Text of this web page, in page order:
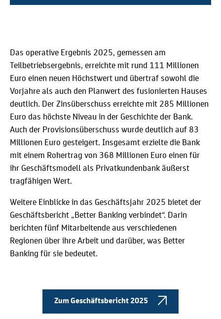
Das operative Ergebnis 2025, gemessen am
Teilbetriebsergebnis, erreichte mit rund 111 Millionen
Euro einen neuen Höchstwert und übertraf sowohl die
Vorjahre als auch den Planwert des fusionierten Hauses
deutlich. Der Zinsüberschuss erreichte mit 285 Millionen
Euro das höchste Niveau in der Geschichte der Bank.
Auch der Provisionsüberschuss wurde deutlich auf 83
Millionen Euro gesteigert. Insgesamt erzielte die Bank
mit einem Rohertrag von 368 Millionen Euro einen für
ihr Geschäftsmodell als Privatkundenbank äußerst
tragfähigen Wert.
Weitere Einblicke in das Geschäftsjahr 2025 bietet der
Geschäftsbericht „Better Banking verbindet“. Darin
berichten fünf Mitarbeitende aus verschiedenen
Regionen über ihre Arbeit und darüber, was Better
Banking für sie bedeutet.
Zum Geschäftsbericht 2025